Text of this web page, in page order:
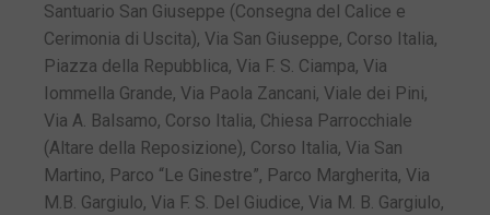
Santuario San Giuseppe (Consegna del Calice e
Cerimonia di Uscita), Via San Giuseppe, Corso Italia,
Piazza della Repubblica, Via F. S. Ciampa, Via
Iommella Grande, Via Paola Zancani, Viale dei Pini,
Via A. Balsamo, Corso Italia, Chiesa Parrocchiale
(Altare della Reposizione), Corso Italia, Via San
Martino, Parco “Le Ginestre”, Parco Margherita, Via
M.B. Gargiulo, Via F. S. Del Giudice, Via M. B. Gargiulo,